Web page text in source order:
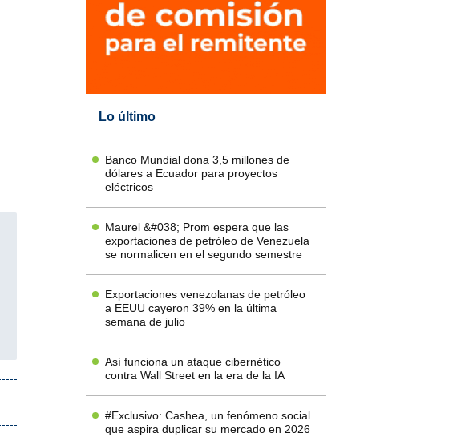
Lo último
Banco Mundial dona 3,5 millones de
dólares a Ecuador para proyectos
eléctricos
Maurel &#038; Prom espera que las
exportaciones de petróleo de Venezuela
se normalicen en el segundo semestre
Exportaciones venezolanas de petróleo
a EEUU cayeron 39% en la última
semana de julio
Así funciona un ataque cibernético
contra Wall Street en la era de la IA
#Exclusivo: Cashea, un fenómeno social
que aspira duplicar su mercado en 2026